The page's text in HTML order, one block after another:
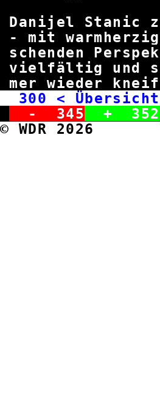
Danijel Stanic
- mit
schenden
vielfältig und
mer
300 <
- 345 + 352
© WDR 2026